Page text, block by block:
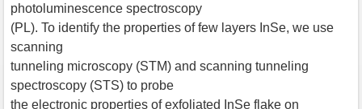
photoluminescence spectroscopy
(PL). To identify the properties of few layers InSe, we use
scanning
tunneling microscopy (STM) and scanning tunneling
spectroscopy (STS) to probe
the electronic properties of exfoliated InSe flake on